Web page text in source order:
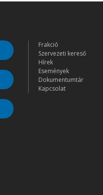
Frakció
Szervezeti kereső
Hírek
Események
Dokumentumtár
Kapcsolat